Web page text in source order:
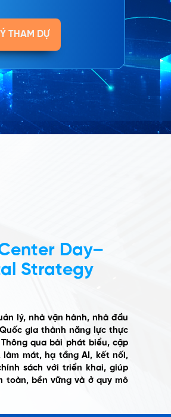
THAM DỰ
Day–
Strategy
lý, nhà vận hành, nhà đầu
gia thành năng lực thực
qua bài phát biểu, cập
mát, hạ tầng AI, kết nối,
sách với triển khai, giúp
toàn, bền vững và ở quy mô